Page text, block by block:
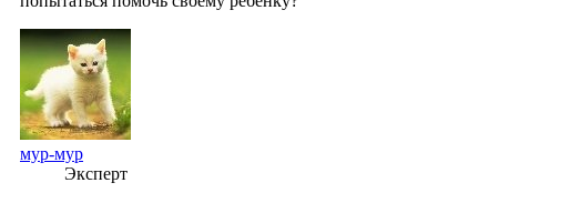
мур-мур
Эксперт